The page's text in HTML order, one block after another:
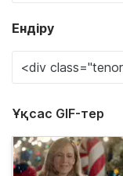
Ендіру
Ұқсас GIF-тер